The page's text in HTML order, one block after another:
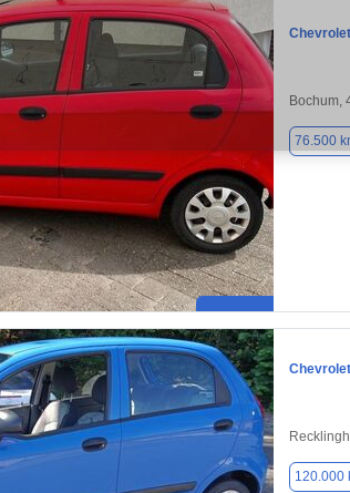
Bochum,
76.500
120.000